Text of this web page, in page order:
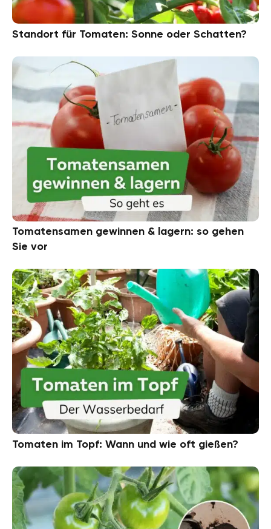
Standort für Tomaten: Sonne oder Schatten?
Tomatensamen gewinnen & lagern: so gehen
Sie vor
Tomaten im Topf: Wann und wie oft gießen?